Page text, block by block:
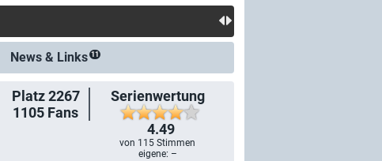
News & Links 11
Platz 2267
1105 Fans
Serienwertung
4.49
von 115 Stimmen
eigene: –